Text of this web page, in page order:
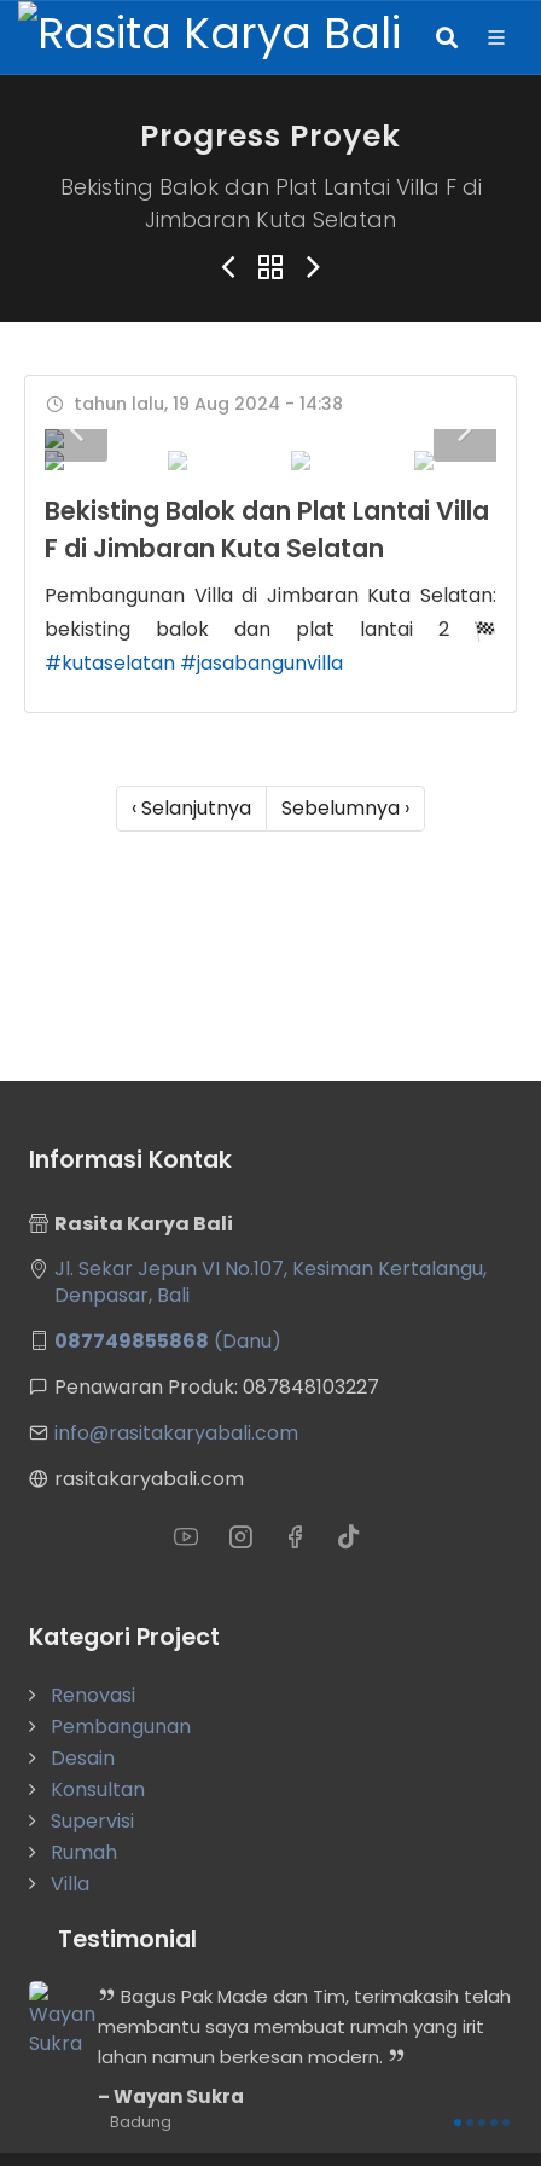
Progress Proyek
Bekisting Balok dan Plat Lantai Villa F di
Jimbaran Kuta Selatan
tahun lalu, 19 Aug 2024 - 14:38
Bekisting Balok dan Plat Lantai Villa
F di Jimbaran Kuta Selatan
Pembangunan Villa di Jimbaran Kuta Selatan:
bekisting balok dan plat lantai 2
#kutaselatan #jasabangunvilla
‹ Selanjutnya Sebelumnya ›
Informasi Kontak
Rasita Karya Bali
Jl. Sekar Jepun VI No.107, Kesiman Kertalangu,
Denpasar, Bali
087749855868 (Danu)
Penawaran Produk: 087848103227
info@rasitakaryabali.com
rasitakaryabali.com
Kategori Project
Renovasi
Pembangunan
Desain
Konsultan
Supervisi
Rumah
Villa
Testimonial
Bagus Pak Made dan Tim, terimakasih telah
membantu saya membuat rumah yang irit
lahan namun berkesan modern.
Wayan Sukra
Badung